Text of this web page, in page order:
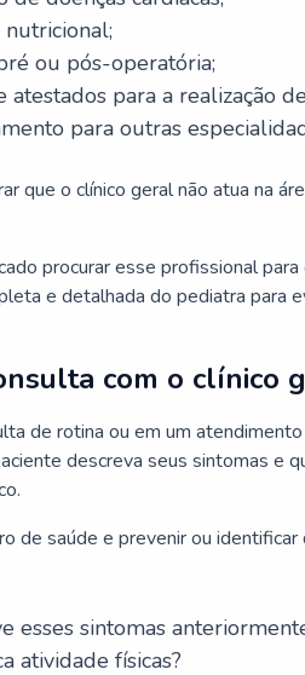
nutricional;
ou pós-operatória;
atestados para a realização
para outras
que o clínico geral não atua na
procurar esse profissional
e detalhada do pediatra para
com o clínico
de rotina ou em um
descreva seus sintomas e
de saúde e prevenir ou
esses sintomas
atividade físicas?